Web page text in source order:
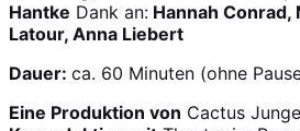
Hantke Dank an: Hannah
Latour, Anna Liebert
Dauer: ca. 60 Minuten (ohne
Eine Produktion von Cactus